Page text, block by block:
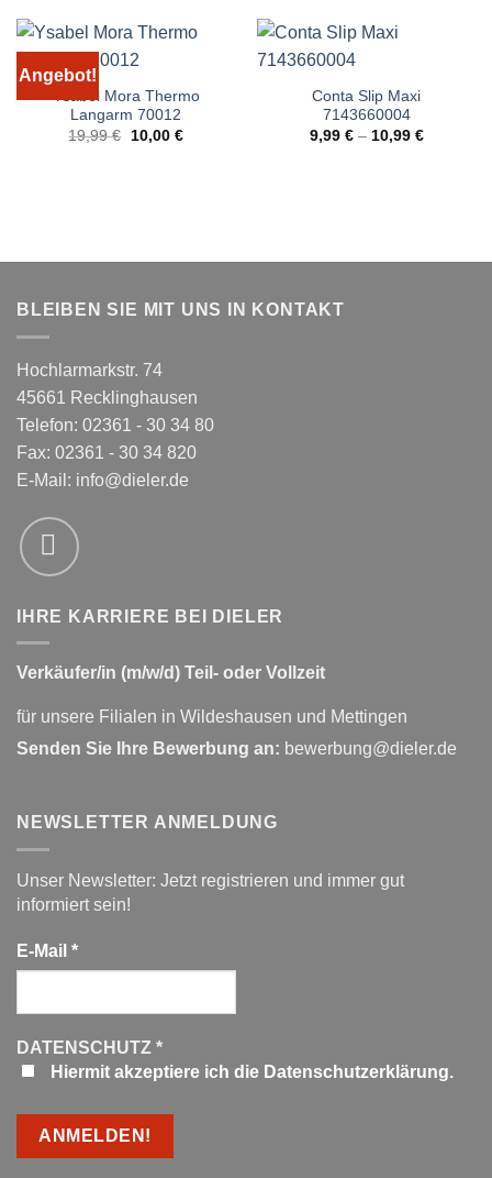
Angebot!
Ysabel Mora Thermo
Langarm 70012
19,99€
Ursprünglicher
Preis
10,00 €Aktueller
Conta Slip Maxi
7143660004
9,99 €– 10,99 €
BLEIBEN SIE MIT UNS IN KONTAKT
Hochlarmarkstr. 74
45661 Recklinghausen
Telefon: 02361 - 30 34 80
Fax: 02361 - 30 34 820
E-Mail: info@dieler.de
IHRE KARRIERE BEI DIELER
Verkäufer/in (m/w/d) Teil- oder Vollzeit
für unsere Filialen in Wildeshausen und Mettingen
Senden Sie Ihre Bewerbung an: bewerbung@dieler.de
NEWSLETTER ANMELDUNG
Unser Newsletter: Jetzt registrieren und immer gut
informiert sein!
E-Mail *
DATENSCHUTZ *
Hiermit akzeptiere ich die Datenschutzerklärung.